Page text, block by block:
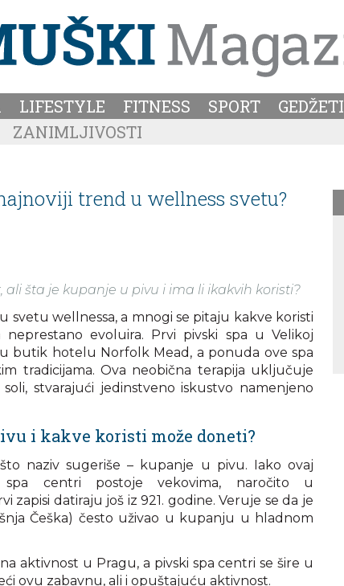
LIFESTYLE FITNESS SPORT GEDŽETI
ZANIMLJIVOSTI
trend u wellness svetu?
ali šta je kupanje u pivu i ima li ikakvih koristi?
svetu wellnessa, a mnogi se pitaju kakve koristi
evoluira. Prvi pivski spa u Velikoj
butik hotelu Norfolk Mead, a ponuda ove spa
tradicijama. Ova neobična terapija uključuje
stvarajući jedinstveno iskustvo namenjeno
i kakve koristi može doneti?
naziv sugeriše – kupanje u pivu. Iako ovaj
centri postoje vekovima, naročito u
zapisi datiraju još iz 921. godine. Veruje se da je
Češka) često uživao u kupanju u hladnom
aktivnost u Pragu, a pivski spa centri se šire u
ovu zabavnu, ali i opuštajuću aktivnost.